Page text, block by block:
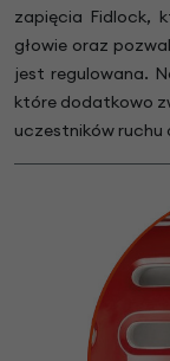
zapięcia Fidlock,
głowie oraz
jest regulowana.
które dodatkowo
uczestników ruchu